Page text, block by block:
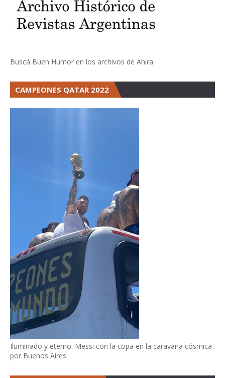
Buscá Buen Humor en los archivos de Ahira
CAMPEONES QATAR 2022
Iluminado y eterno. Messi con la copa en la caravana cósmica
por Buenos Aires